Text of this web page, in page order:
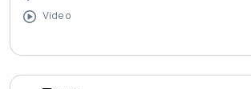
Video